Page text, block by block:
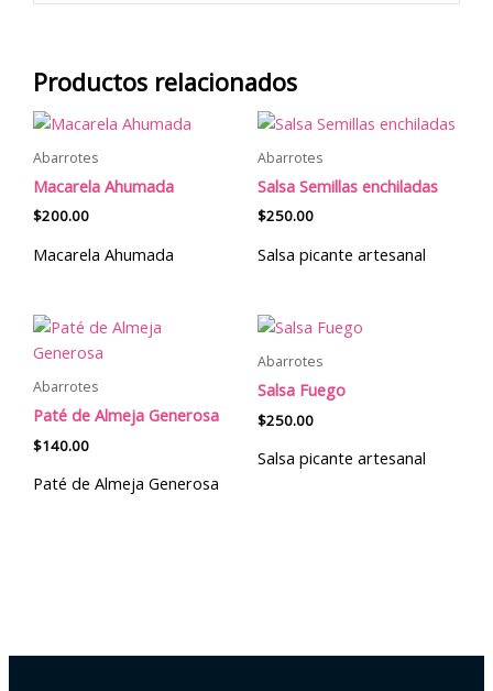
Productos relacionados
Abarrotes
Macarela Ahumada
$200.00
Macarela Ahumada
Abarrotes
Salsa Semillas enchiladas
$250.00
Salsa picante artesanal
Abarrotes
Paté de Almeja Generosa
$140.00
Paté de Almeja Generosa
Abarrotes
Salsa Fuego
$250.00
Salsa picante artesanal